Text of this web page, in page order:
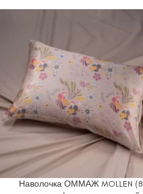
В КОРЗИНУ
Наволочка ОММАЖ MOLLEN (8